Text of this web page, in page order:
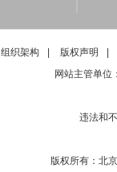
组织架构 | 版权声明 |
网站主管单位
违法和
版权所有：北